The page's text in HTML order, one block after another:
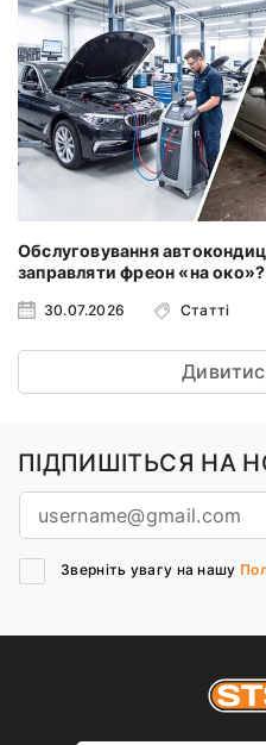
Обслуговування
заправляти фреон «на око»?
30.07.2026 Статті
ПІДПИШІТЬСЯ НА
Зверніть увагу на нашу